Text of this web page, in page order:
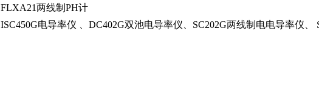
FLXA21两线制PH计
ISC450G电导率仪 、DC402G双池电导率仪、SC202G两线制电电导率仪、